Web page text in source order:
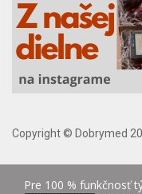
Copyright © Dobrymed
Pre 100 % funkčnosť